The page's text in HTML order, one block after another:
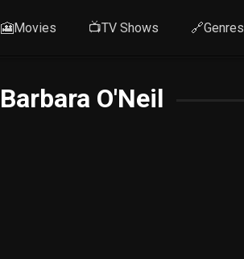
🎦Movies 📺TV Shows 🔗Genres
Barbara O'Neil